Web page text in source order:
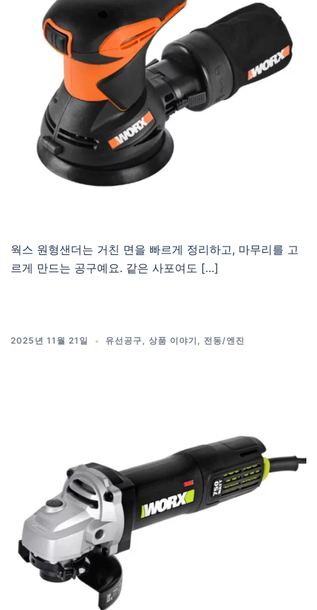
웍스 원형샌더는 거친 면을 빠르게 정리하고, 마무리를 고
르게 만드는 공구예요. 같은 사포여도 […]
2025년 11월 21일 유선공구, 상품 이야기 , 전동/엔진